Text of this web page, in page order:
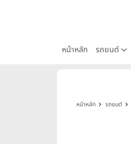
หน้าหลัก รถยนต์
หน้าหลัก รถยนต์